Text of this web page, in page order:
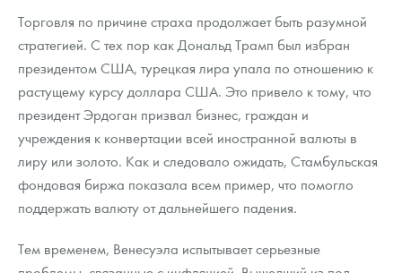
Год Лошади
Флот: ледоколы и корабли
Жетоны "Необыкновенные обитатели глубин"
Ювелирные изделия
Русская нумизматика
Монеты
Политика конфиденциальности
Политика использования Cookies
Положение по обработке и защите персональных данных
Пресс-служба
Торговля по причине страха продолжает быть разумной
стратегией. С тех пор как Дональд Трамп был избран
президентом США, турецкая лира упала по отношению к
растущему курсу доллара США. Это привело к тому, что
президент Эрдоган призвал бизнес, граждан и
учреждения к конвертации всей иностранной валюты в
лиру или золото. Как и следовало ожидать, Стамбульская
фондовая биржа показала всем пример, что помогло
поддержать валюту от дальнейшего падения.
Тем временем, Венесуэла испытывает серьезные